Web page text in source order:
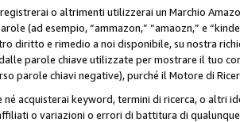
o altrimenti utilizzerai un Marchio
(ad esempio, “ammazon,” “amaozn,” e
diritto e rimedio a noi disponibile, su nostra
parole chiave utilizzate per mostrare il tuo
parole chiavi negative), purché il Motore di
acquisterai keyword, termini di ricerca, o altri
o variazioni o errori di battitura di